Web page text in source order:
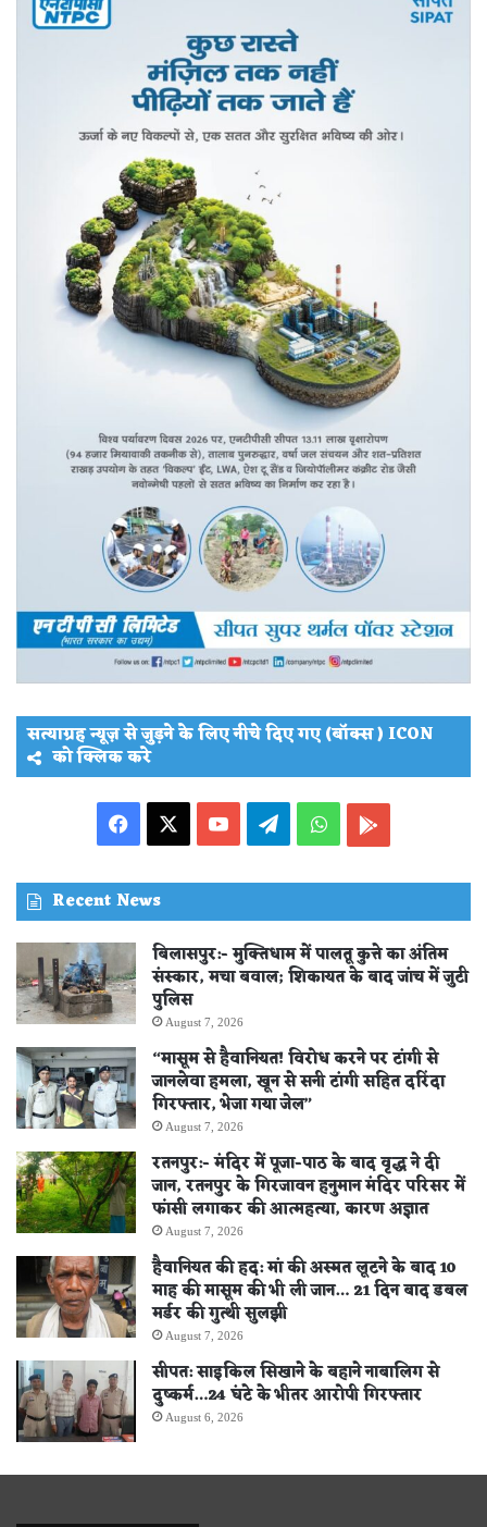
सत्याग्रह न्यूज़ से जुड़ने के लिए नीचे दिए गए (बॉक्स ) ICON
को क्लिक करे
Facebook YouTubeTelegramWhatsApp
Recent News
बिलासपुर:- मुक्तिधाम में पालतू कुत्ते का अंतिम
संस्कार, मचा बवाल; शिकायत के बाद जांच में जुटी
पुलिस
August 7, 2026
“मासूम से हैवानियत! विरोध करने पर टांगी से
जानलेवा हमला, खून से सनी टांगी सहित दरिंदा
गिरफ्तार, भेजा गया जेल”
August 7, 2026
रतनपुर:- मंदिर में पूजा-पाठ के बाद वृद्ध ने दी
जान, रतनपुर के गिरजावन हनुमान मंदिर परिसर में
फांसी लगाकर की आत्महत्या, कारण अज्ञात
August 7, 2026
हैवानियत की हद: मां की अस्मत लूटने के बाद 10
माह की मासूम की भी ली जान… 21 दिन बाद डबल
मर्डर की गुत्थी सुलझी
August 7, 2026
सीपत: साइकिल सिखाने के बहाने नाबालिग से
दुष्कर्म…24 घंटे के भीतर आरोपी गिरफ्तार
August 6, 2026